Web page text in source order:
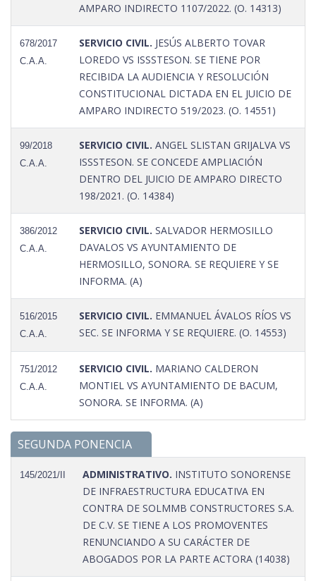
AMPARO INDIRECTO 1107/2022. (O. 14313)
678/2017
C.A.A.
SERVICIO CIVIL. JESÚS ALBERTO TOVAR
LOREDO VS ISSSTESON. SE TIENE POR
RECIBIDA LA AUDIENCIA Y RESOLUCIÓN
CONSTITUCIONAL DICTADA EN EL JUICIO DE
AMPARO INDIRECTO 519/2023. (O. 14551)
99/2018
C.A.A.
SERVICIO CIVIL. ANGEL SLISTAN GRIJALVA VS
ISSSTESON. SE CONCEDE AMPLIACIÓN
DENTRO DEL JUICIO DE AMPARO DIRECTO
198/2021. (O. 14384)
386/2012
C.A.A.
SERVICIO CIVIL. SALVADOR HERMOSILLO
DAVALOS VS AYUNTAMIENTO DE
HERMOSILLO, SONORA. SE REQUIERE Y SE
INFORMA. (A)
516/2015
C.A.A.
SERVICIO CIVIL. EMMANUEL ÁVALOS RÍOS VS
SEC. SE INFORMA Y SE REQUIERE. (O. 14553)
751/2012
C.A.A.
SERVICIO CIVIL. MARIANO CALDERON
MONTIEL VS AYUNTAMIENTO DE BACUM,
SONORA. SE INFORMA. (A)
SEGUNDA PONENCIA
145/2021/II ADMINISTRATIVO. INSTITUTO SONORENSE
DE INFRAESTRUCTURA EDUCATIVA EN
CONTRA DE SOLMMB CONSTRUCTORES S.A.
DE C.V. SE TIENE A LOS PROMOVENTES
RENUNCIANDO A SU CARÁCTER DE
ABOGADOS POR LA PARTE ACTORA (14038)